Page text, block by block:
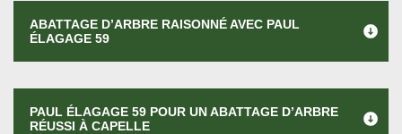
ABATTAGE D’ARBRE RAISONNÉ AVEC PAUL
ÉLAGAGE 59
PAUL ÉLAGAGE 59 POUR UN ABATTAGE D’ARBRE
RÉUSSI À CAPELLE